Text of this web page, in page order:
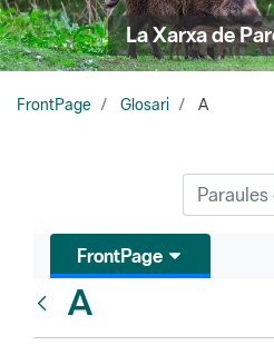
La Xarxa de
FrontPage Glosari A
FrontPage
A